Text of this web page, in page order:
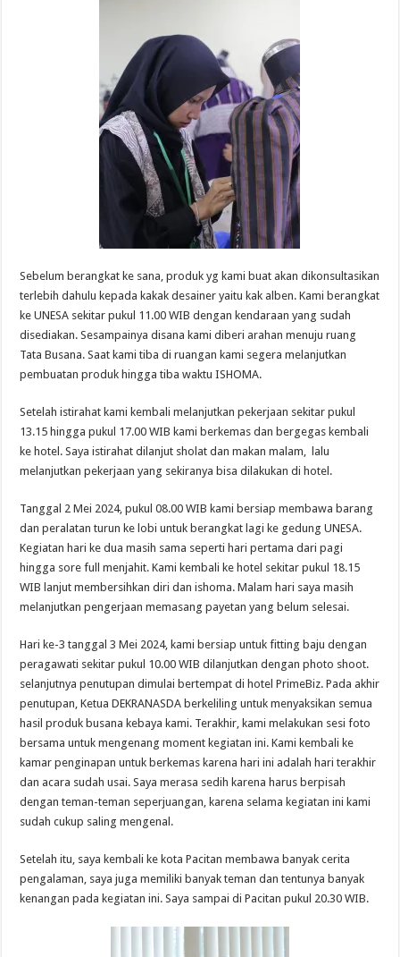
Sebelum berangkat ke sana, produk yg kami buat akan dikonsultasikan
terlebih dahulu kepada kakak desainer yaitu kak alben. Kami berangkat
ke UNESA sekitar pukul 11.00 WIB dengan kendaraan yang sudah
disediakan. Sesampainya disana kami diberi arahan menuju ruang
Tata Busana. Saat kami tiba di ruangan kami segera melanjutkan
pembuatan produk hingga tiba waktu ISHOMA.
Setelah istirahat kami kembali melanjutkan pekerjaan sekitar pukul
13.15 hingga pukul 17.00 WIB kami berkemas dan bergegas kembali
ke hotel. Saya istirahat dilanjut sholat dan makan malam, lalu
melanjutkan pekerjaan yang sekiranya bisa dilakukan di hotel.
Tanggal 2 Mei 2024, pukul 08.00 WIB kami bersiap membawa barang
dan peralatan turun ke lobi untuk berangkat lagi ke gedung UNESA.
Kegiatan hari ke dua masih sama seperti hari pertama dari pagi
hingga sore full menjahit. Kami kembali ke hotel sekitar pukul 18.15
WIB lanjut membersihkan diri dan ishoma. Malam hari saya masih
melanjutkan pengerjaan memasang payetan yang belum selesai.
Hari ke-3 tanggal 3 Mei 2024, kami bersiap untuk fitting baju dengan
peragawati sekitar pukul 10.00 WIB dilanjutkan dengan photo shoot.
selanjutnya penutupan dimulai bertempat di hotel PrimeBiz. Pada akhir
penutupan, Ketua DEKRANASDA berkeliling untuk menyaksikan semua
hasil produk busana kebaya kami. Terakhir, kami melakukan sesi foto
bersama untuk mengenang moment kegiatan ini. Kami kembali ke
kamar penginapan untuk berkemas karena hari ini adalah hari terakhir
dan acara sudah usai. Saya merasa sedih karena harus berpisah
dengan teman-teman seperjuangan, karena selama kegiatan ini kami
sudah cukup saling mengenal.
Setelah itu, saya kembali ke kota Pacitan membawa banyak cerita
pengalaman, saya juga memiliki banyak teman dan tentunya banyak
kenangan pada kegiatan ini. Saya sampai di Pacitan pukul 20.30 WIB.